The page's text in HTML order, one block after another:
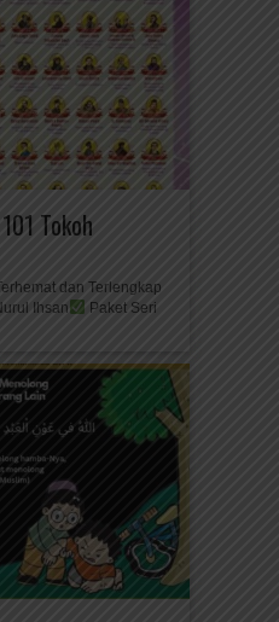
Tokoh
dan Terlengkap
Ihsan
Paket Seri